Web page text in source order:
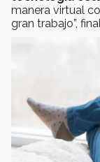
manera virtual
gran trabajo”,